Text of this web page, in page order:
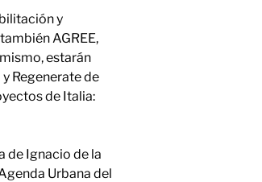
y
AGREE,
estarán
Regenerate de
de Italia:
de Ignacio de la
Urbana del